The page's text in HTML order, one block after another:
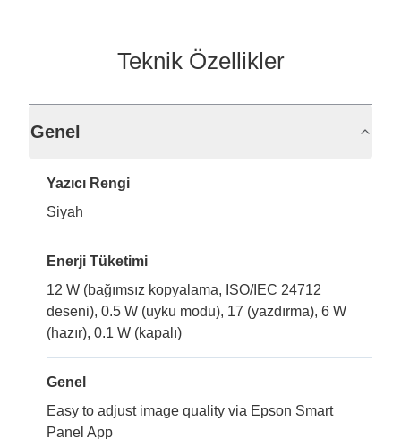
Teknik Özellikler
Genel
Yazıcı Rengi
Siyah
Enerji Tüketimi
12 W (bağımsız kopyalama, ISO/IEC 24712
deseni), 0.5 W (uyku modu), 17 (yazdırma), 6 W
(hazır), 0.1 W (kapalı)
Genel
Easy to adjust image quality via Epson Smart
Panel App